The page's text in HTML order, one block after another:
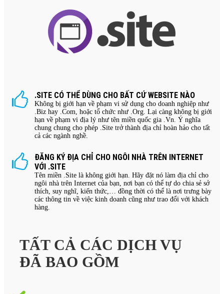
.SITE CÓ THỂ DÙNG CHO BẤT CỨ WEBSITE NÀO
Không bị giới hạn về phạm vi sử dụng cho doanh nghiệp như
.Biz hay .Com, hoặc tổ chức như .Org. Lại càng không bị giới
hạn về phạm vi địa lý như tên miền quốc gia .Vn. Ý nghĩa
chung chung cho phép .Site trở thành địa chỉ hoàn hảo cho tất
cả các ngành nghề.
ĐĂNG KÝ ĐỊA CHỈ CHO NGÔI NHÀ TRÊN INTERNET
VỚI .SITE
Tên miền .Site là không giới hạn. Hãy đặt nó làm địa chỉ cho
ngôi nhà trên Internet của bạn, nơi bạn có thể tự do chia sẻ sở
thích, suy nghĩ, kiến thức,… đồng thời có thể là nơi trưng bày
các thông tin về việc kinh doanh cũng như trao đổi với khách
hàng.
TẤT CẢ CÁC DỊCH VỤ
ĐÃ BAO GỒM